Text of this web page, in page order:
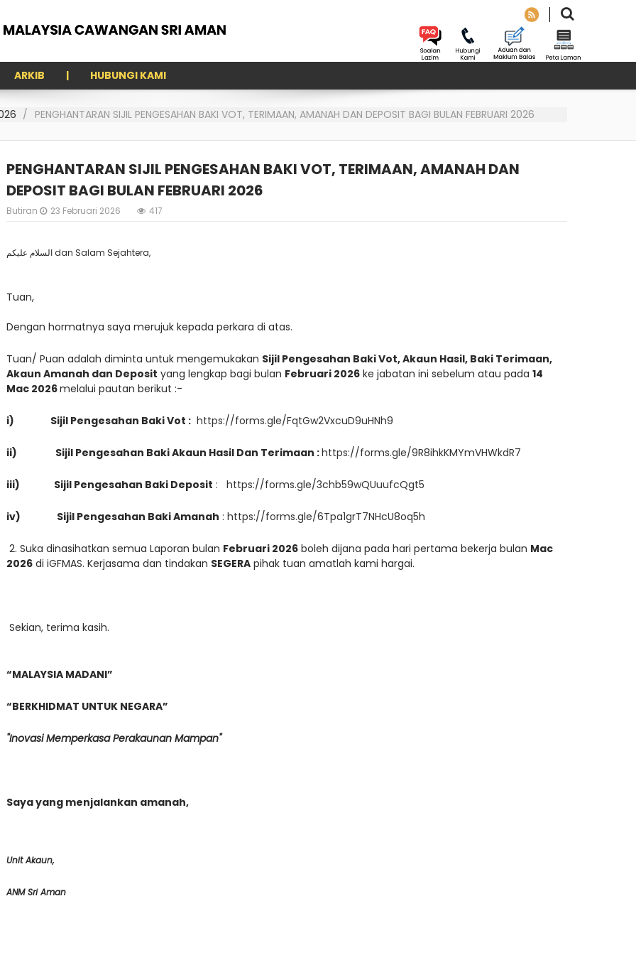
ARKIB HUBUNGI KAMI
PENGHANTARAN SIJIL PENGESAHAN BAKI VOT, TERIMAAN, AMANAH DAN DEPOSIT BAGI BULAN FEBRUARI 2026
PENGHANTARAN SIJIL PENGESAHAN BAKI VOT, TERIMAAN, AMANAH DAN
DEPOSIT BAGI BULAN FEBRUARI 2026
Butiran 23 Februari 2026 417
dan Salam Sejahtera,
Tuan,
Dengan hormatnya saya merujuk kepada perkara di atas.
Tuan/ Puan adalah diminta untuk mengemukakan Sijil Pengesahan Baki Vot, Akaun Hasil, Baki Terimaan,
Akaun Amanah dan Deposit yang lengkap bagi bulan Februari 2026 ke jabatan ini sebelum atau pada 14
Mac 2026melalui pautan berikut :-
i) Sijil Pengesahan Baki Vot : https://forms.gle/FqtGw2VxcuD9uHNh9
ii) Sijil Pengesahan Baki Akaun Hasil Dan Terimaan :https://forms.gle/9R8ihkKMYmVHWkdR7
iii) Sijil Pengesahan Baki Deposit : https://forms.gle/3chb59wQUuufcQgt5
iv) Sijil Pengesahan Baki Amanah : https://forms.gle/6Tpa1grT7NHcU8oq5h
2. Suka dinasihatkan semua Laporan bulan Februari 2026 boleh dijana pada hari pertama bekerja bulan Mac
2026 di iGFMAS. Kerjasama dan tindakan SEGERA pihak tuan amatlah kami hargai.
Sekian, terima kasih.
“MALAYSIA MADANI”
“BERKHIDMAT UNTUK NEGARA”
"InovasiMemperkasa Perakaunan Mampan"
Saya yang menjalankan amanah,
Unit Akaun,
ANM Sri Aman